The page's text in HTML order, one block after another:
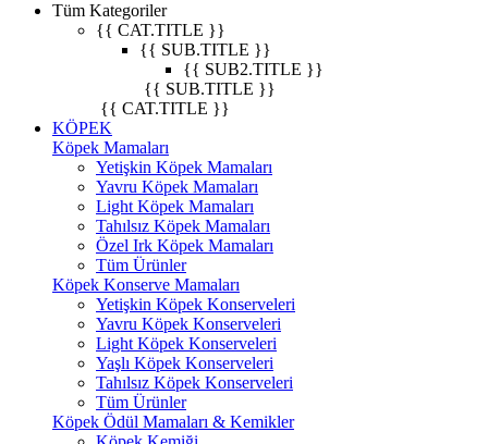
Tüm Kategoriler
{{ CAT.TITLE }}
{{ SUB.TITLE }}
{{ SUB2.TITLE }}
{{ SUB.TITLE }}
{{ CAT.TITLE }}
KÖPEK
Köpek Mamaları
Yetişkin Köpek Mamaları
Yavru Köpek Mamaları
Light Köpek Mamaları
Tahılsız Köpek Mamaları
Özel Irk Köpek Mamaları
Tüm Ürünler
Köpek Konserve Mamaları
Yetişkin Köpek Konserveleri
Yavru Köpek Konserveleri
Light Köpek Konserveleri
Yaşlı Köpek Konserveleri
Tahılsız Köpek Konserveleri
Tüm Ürünler
Köpek Ödül Mamaları & Kemikler